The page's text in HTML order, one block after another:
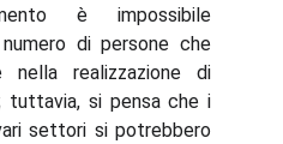
è impossibile
di persone che
nella realizzazione di
tuttavia, si pensa che i
settori si potrebbero